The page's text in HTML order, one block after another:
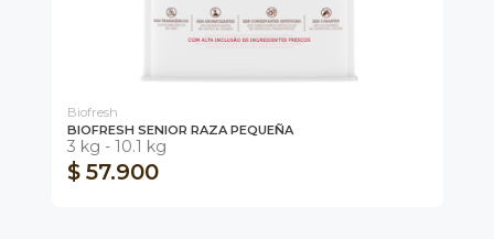
Biofresh
BIOFRESH SENIOR RAZA PEQUEÑA
3 kg - 10.1 kg
$ 57.900